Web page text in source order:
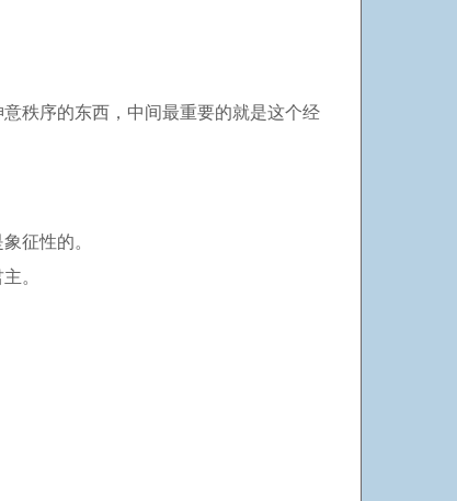
秩序的东西，中间最重要的就是这个经
征性的。
。